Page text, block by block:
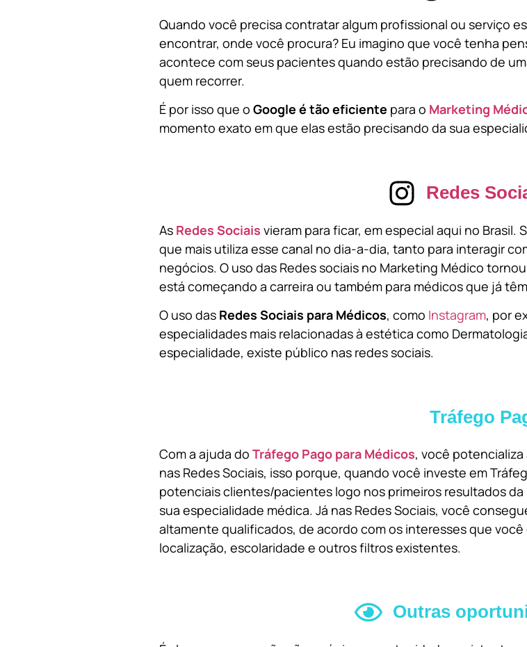
Quando você precisa contratar algum profissional ou serviço
encontrar, onde você procura? Eu imagino que você tenha
acontece com seus pacientes quando estão precisando de
quem recorrer.
É por isso que o Google é tão eficiente para o Marketing
momento exato em que elas estão precisando da sua
Redes
As Redes Sociais vieram para ficar, em especial aqui no
que mais utiliza esse canal no dia-a-dia, tanto para interagir
negócios. O uso das Redes sociais no Marketing Médico
está começando a carreira ou também para médicos que já
O uso das Redes Sociais para Médicos, como Instagram, por
especialidades mais relacionadas à estética como
especialidade, existe público nas redes sociais.
Tráfego
Com a ajuda do Tráfego Pago para Médicos, você potencializa
nas Redes Sociais, isso porque, quando você investe em
potenciais clientes/pacientes logo nos primeiros resultados
sua especialidade médica. Já nas Redes Sociais, você
altamente qualificados, de acordo com os interesses que
localização, escolaridade e outros filtros existentes.
Outras